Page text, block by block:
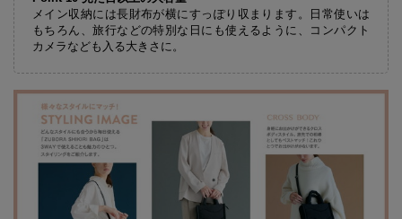
メイン収納には長財布が横にすっぽり収まります。日常使いは
もちろん、旅行などの特別な日にも使えるように、コンパクト
カメラなども入る大きさに。